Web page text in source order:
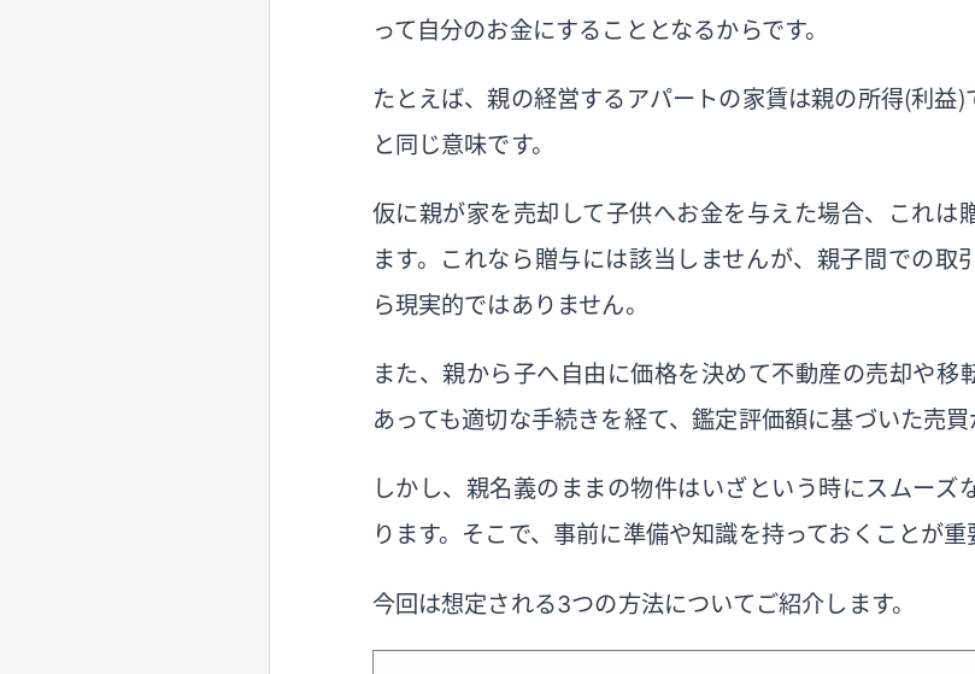
って自分のお金にすることとなるからです。
たとえば、親の経営するアパートの家賃は親の所得（利益
と同じ意味です。
仮に親が家を売却して子供へお金を与えた場合、これは
ます。これなら贈与には該当しませんが、親子間での取
ら現実的ではありません。
また、親から子へ自由に価格を決めて不動産の売却や移
あっても適切な手続きを経て、鑑定評価額に基づいた売買
しかし、親名義のままの物件はいざという時にスムーズ
ります。そこで、事前に準備や知識を持っておくことが重
今回は想定される3つの方法についてご紹介します。